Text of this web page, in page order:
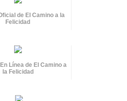
de El Camino a la
Felicidad
Línea de El Camino a
la Felicidad